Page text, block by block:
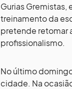
Gurias
treinamento da
pretende retomar
profissionalismo.
No último
cidade. Na